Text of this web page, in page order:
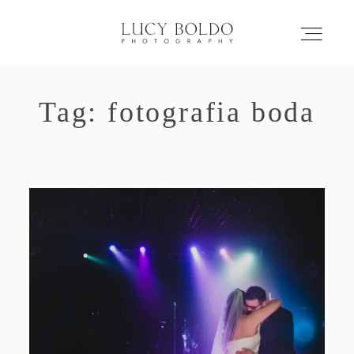
Inicio
Eventos
Retratos
Comercial
Tag: fotografia boda